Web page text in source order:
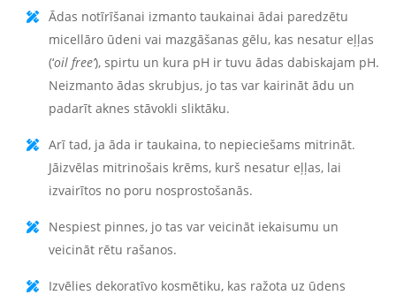
Ādas notīrīšanai izmanto taukainai ādai paredzētu
micellāro ūdeni vai mazgāšanas gēlu, kas nesatur eļļas
(‘oil free’), spirtu un kura pH ir tuvu ādas dabiskajam pH.
Neizmanto ādas skrubjus, jo tas var kairināt ādu un
padarīt aknes stāvokli sliktāku.
Arī tad, ja āda ir taukaina, to nepieciešams mitrināt.
Jāizvēlas mitrinošais krēms, kurš nesatur eļļas, lai
izvairītos no poru nosprostošanās.
Nespiest pinnes, jo tas var veicināt iekaisumu un
veicināt rētu rašanos.
Izvēlies dekoratīvo kosmētiku, kas ražota uz ūdens